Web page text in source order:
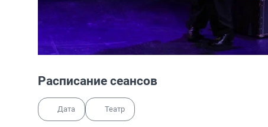
Расписание сеансов
Дата Театр